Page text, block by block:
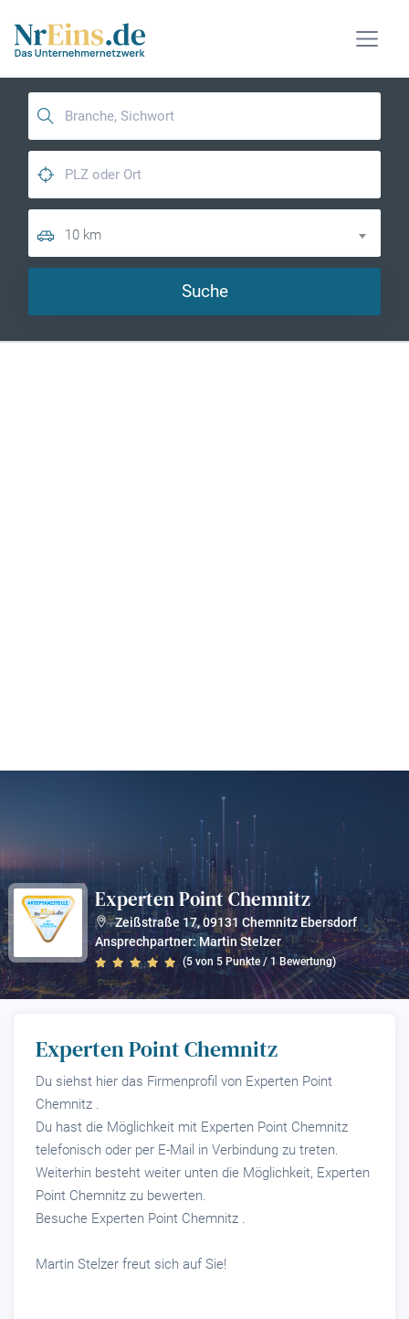
10 km
Suche
Experten Point Chemnitz ?
Zeißstraße 17,09131 Chemnitz Ebersdorf
Ansprechpartner: Martin Stelzer
(5 von 5 Punkte / 1Bewertung)
Experten Point Chemnitz
Du siehst hier das Firmenprofil von Experten Point
Chemnitz .
Du hast die Möglichkeit mit Experten Point Chemnitz
telefonisch oder per E-Mail in Verbindung zu treten.
Weiterhin besteht weiter unten die Möglichkeit, Experten
Point Chemnitz zu bewerten.
Besuche Experten Point Chemnitz .
Martin Stelzer freut sich auf Sie!